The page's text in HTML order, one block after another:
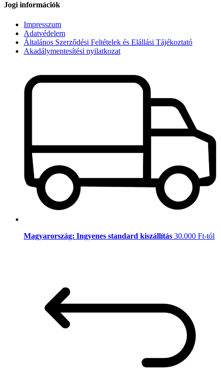
Jogi információk
Impresszum
Adatvédelem
Általános Szerződési Feltételek és Elállási Tájékoztató
Akadálymentesítési nyilatkozat
Magyarország: Ingyenes standard kiszállítás 30.000 Ft-tól